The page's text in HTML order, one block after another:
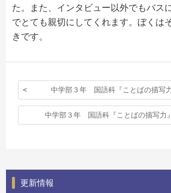
た。また、インタビュー以外でもバス
でとても親切にしてくれます。ぼくは
きです。
中学部３年 国語科『ことばの描写力
中学部３年 国語科『ことばの描写力
更新情報